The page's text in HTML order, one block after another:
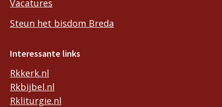
Vacatures
Steun het bisdom Breda
Interessante links
Rkkerk.nl
Rkbijbel.nl
Rkliturgie.nl